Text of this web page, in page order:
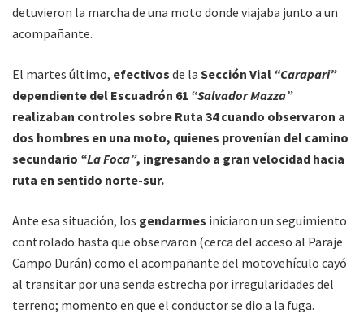
detuvieron la marcha de una moto donde viajaba junto a un
acompañante.
El martes último, efectivos de la Sección Vial “Carapari”
dependiente del Escuadrón 61 “Salvador Mazza”
realizaban controles sobre Ruta 34 cuando observaron a
dos hombres en una moto, quienes provenían del camino
secundario “La Foca”, ingresando a gran velocidad hacia
ruta en sentido norte-sur.
Ante esa situación, los gendarmes iniciaron un seguimiento
controlado hasta que observaron (cerca del acceso al Paraje
Campo Durán) como el acompañante del motovehículo cayó
al transitar por una senda estrecha por irregularidades del
terreno; momento en que el conductor se dio a la fuga.